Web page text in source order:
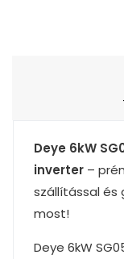
Deye 6kW
inverter –
szállítással és
most!
Deye 6kW